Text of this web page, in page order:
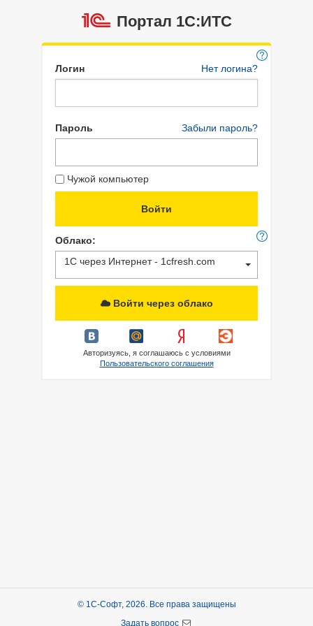
Портал 1C:ИТС
Логин Нет логина?
Пароль Забыли пароль?
Чужой компьютер
Облако:
1С через Интернет - 1cfresh.com
Войти через облако
Авторизуясь, я соглашаюсь с условиями
Пользовательского соглашения
© 1С-Софт, 2026. Все права защищены
Задать вопрос